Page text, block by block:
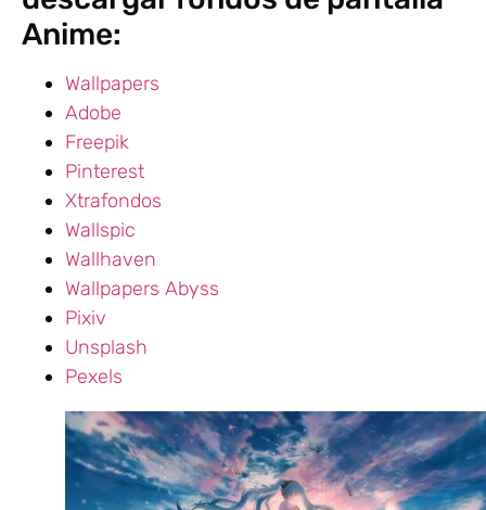
Anime:
Wallpapers
Adobe
Freepik
Pinterest
Xtrafondos
Wallspic
Wallhaven
Wallpapers Abyss
Pixiv
Unsplash
Pexels